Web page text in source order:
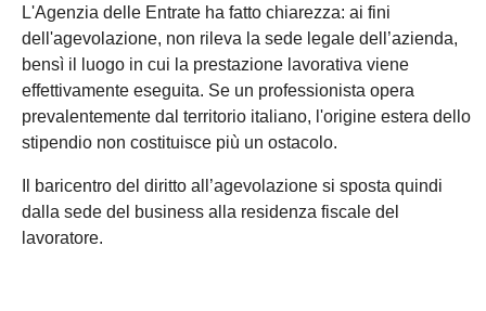
L'Agenzia delle Entrate ha fatto chiarezza: ai fini
dell'agevolazione, non rileva la sede legale dell’azienda,
bensì il luogo in cui la prestazione lavorativa viene
effettivamente eseguita. Se un professionista opera
prevalentemente dal territorio italiano, l'origine estera dello
stipendio non costituisce più un ostacolo.
Il baricentro del diritto all’agevolazione si sposta quindi
dalla sede del business alla residenza fiscale del
lavoratore.